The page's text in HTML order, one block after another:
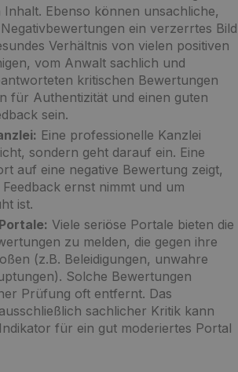
Ebenso können unsachliche,
ein verzerrtes Bild
Verhältnis von vielen positiven
vom Anwalt sachlich und
kritischen Bewertungen
für Authentizität und einen guten
sein.
Eine professionelle Kanzlei
sondern geht darauf ein. Eine
auf eine negative Bewertung zeigt,
Feedback ernst nimmt und um
ist.
Viele seriöse Portale bieten die
zu melden, die gegen ihre
(z.B. Beleidigungen, unwahre
Solche Bewertungen
Prüfung oft entfernt. Das
sachlicher Kritik kann
für ein gut moderiertes Portal